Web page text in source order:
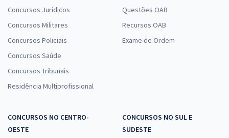
Concursos Jurídicos
Concursos Militares
Concursos Policiais
Concursos Saúde
Concursos Tribunais
Residência Multiprofissional
Questões OAB
Recursos OAB
Exame de Ordem
CONCURSOS NO CENTRO-
OESTE
CONCURSOS NO SUL E
SUDESTE